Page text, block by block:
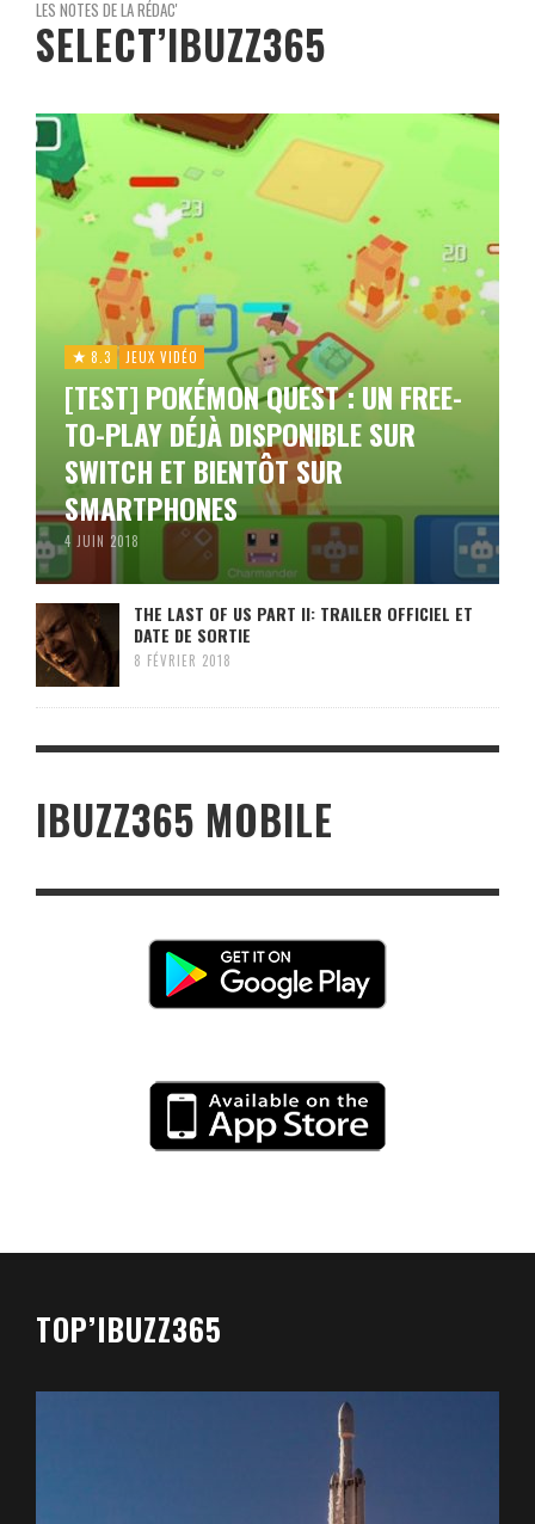
LES NOTES DE LA RÉDAC'
SELECT’IBUZZ365
8.3 JEUX VIDÉO
[TEST] POKÉMON QUEST : UN FREE-
TO-PLAY DÉJÀ DISPONIBLE SUR
SWITCH ET BIENTÔT SUR
SMARTPHONES
4 JUIN 2018
THE LAST OF US PART II: TRAILER OFFICIEL ET
DATE DE SORTIE
8 FÉVRIER 2018
IBUZZ365 MOBILE
TOP’IBUZZ365